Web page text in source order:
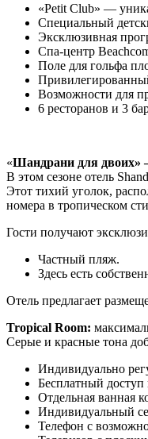
«Petit Club» —
Специальный
Эксклюзивная
Спа-центр
Поле для гольфа
Возможности для
6 ресторанов и 3
«Шандрани для двоих»
В этом сезоне отель
Этот тихий уголок,
номера в тропическом
Гости получают
Частный пляж.
Здесь есть
Отель предлагает
Tropical Room: м
Серые и красные тона
Индивидуально
Бесплатный доступ
Отдельная ванная
Индивидуальный
Телефон с